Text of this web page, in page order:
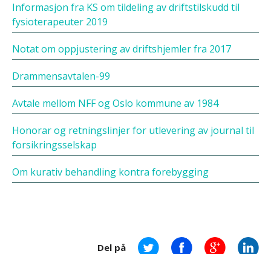
Informasjon fra KS om tildeling av driftstilskudd til
fysioterapeuter 2019
Notat om oppjustering av driftshjemler fra 2017
Drammensavtalen-99
Avtale mellom NFF og Oslo kommune av 1984
Honorar og retningslinjer for utlevering av journal til
forsikringsselskap
Om kurativ behandling kontra forebygging
Del på